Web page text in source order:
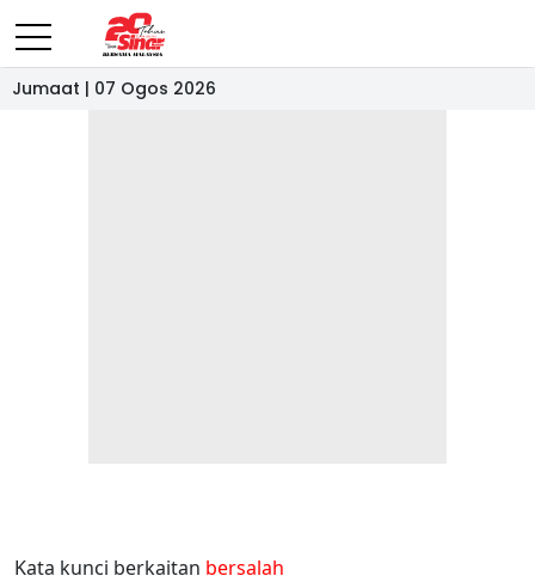
Jumaat | 07 Ogos 2026
Kata kunci berkaitan bersalah